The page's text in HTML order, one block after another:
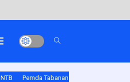
NTB Pemda Tabanan